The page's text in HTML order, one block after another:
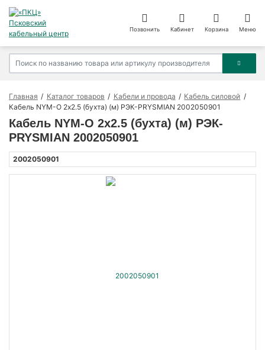
Позвонить Кабинет Корзина Меню
Главная Каталог товаров Кабели и провода
Кабель силовой
Кабель NYM-O 2х2.5 (бухта) (м) РЭК-PRYSMIAN 2002050901
Кабель NYM-O 2х2.5 (бухта) (м) РЭК-
PRYSMIAN 2002050901
2002050901